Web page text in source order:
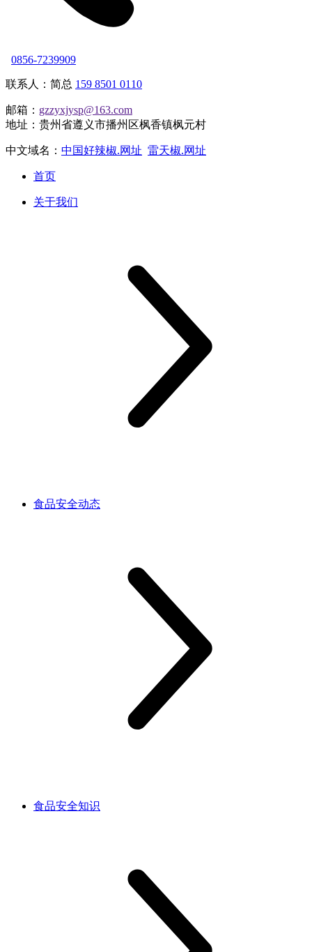
0856-7239909
联系人：简总 159 8501 0110
邮箱： gzzyxjysp@163.com
地址：贵州省遵义市播州区枫香镇枫元村
中文域名： 中国好辣椒.网址 雷天椒.网址
首页
关于我们
食品安全动态
食品安全知识